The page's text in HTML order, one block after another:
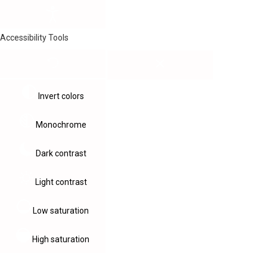
Accessibility Tools
Invert colors
Monochrome
Dark contrast
Light contrast
Low saturation
High saturation